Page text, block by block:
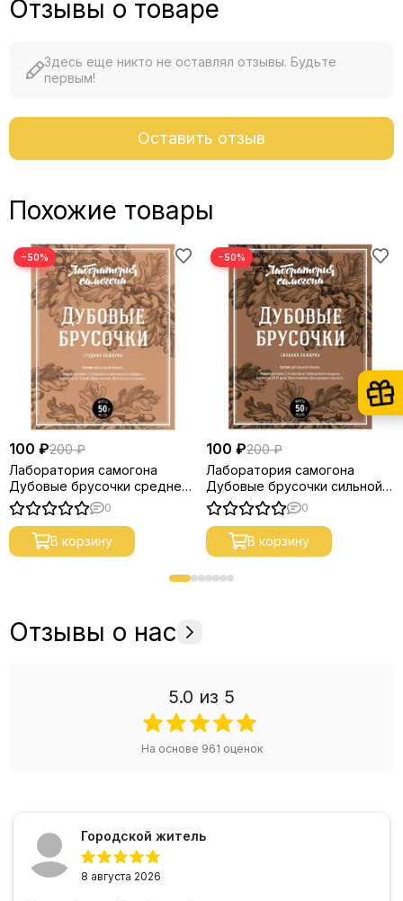
Отзывы о товаре
Здесь еще никто не оставлял отзывы. Будьте
первым!
Оставить отзыв
Похожие товары
−50%
100 ₽200 ₽
Лаборатория самогона
Дубовые брусочки средней
обжарки
0
В корзину
−50%
100 ₽200 ₽
Лаборатория самогона
Дубовые брусочки сильной
обжарки
0
В корзину
Отзывы о нас
5.0 из 5
На основе 961 оценок
Городской житель
8 августа 2026